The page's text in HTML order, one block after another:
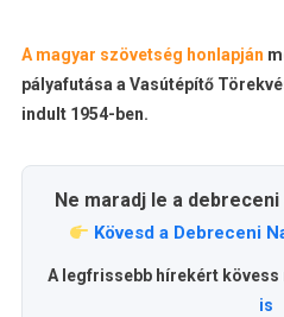
A magyar szövetség honlapján
pályafutása a Vasútépítő
indult 1954-ben.
Ne maradj le a
Kövesd a Debreceni
A legfrissebb hírekért kövess
is